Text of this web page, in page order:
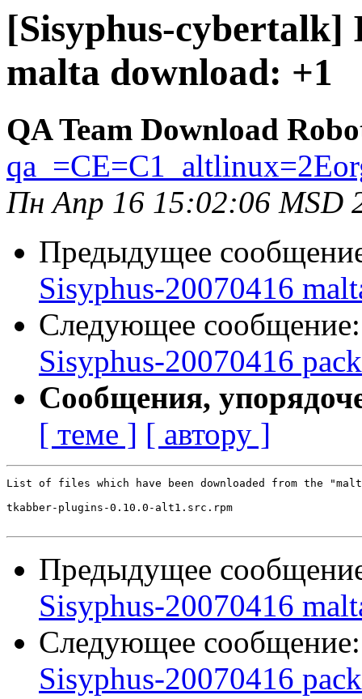
[Sisyphus-cybertalk]
malta download: +1
QA Team Download
Пн Апр 16 15:02:06 MSD
Предыдущее
Sisyphus-20070416
Следующее
Sisyphus-20070416
Сообщения,
[ теме ] [ автору ]
List of files which have been downloaded from the
tkabber-plugins-0.10.0-alt1.src.rpm
Предыдущее
Sisyphus-20070416
Следующее
Sisyphus-20070416